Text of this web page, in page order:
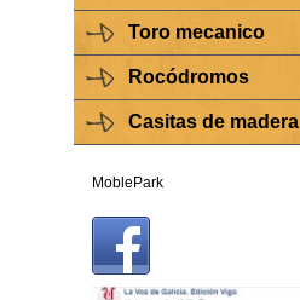
Toro mecanico
Rocódromos
Casitas de madera
MoblePark